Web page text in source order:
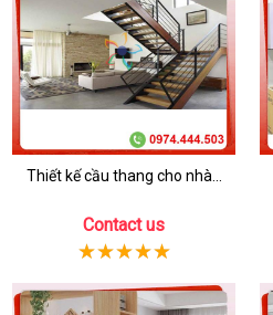
Thiết kế cầu thang cho nhà...
Contact us